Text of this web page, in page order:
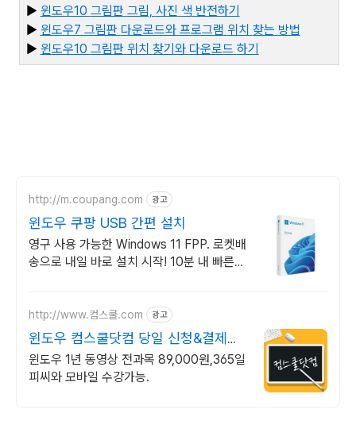
▶ 윈도우10 그림판 그림, 사진 색 반전하기
▶ 윈도우7 그림판 다운로드와 프로그램 위치 찾는 방법
▶ 윈도우10 그림판 위치 찾기와 다운로드 하기
http://m.coupang.com 광고
윈도우 쿠팡 USB 간편 설치
영구 사용 가능한 Windows 11 FPP. 로켓배
송으로 내일 바로 설치 시작! 10분 내 빠른
http://www.컴스쿨.com 광고
윈도우 컴스쿨닷컴 당일 신청&결제시
기프티콘!
윈도우 1년 동영상 전과목 89,000원,365일
피씨와 모바일 수강가능.